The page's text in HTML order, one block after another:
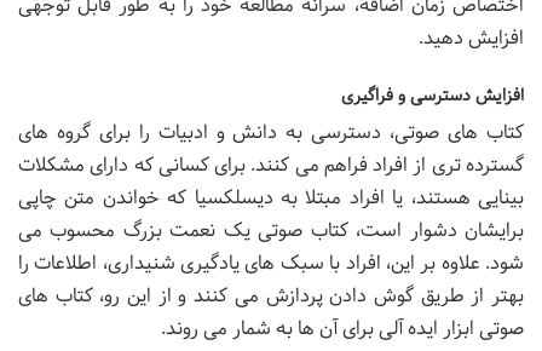
افزایش دهید.
افزایش دسترسی و فراگیری
کتاب های صوتی، دسترسی به دانش و ادبیات را برای گروه های
گسترده تری از افراد فراهم می کنند. برای کسانی که دارای مشکلات
بینایی هستند، یا افراد مبتلا به دیسلکسیا که خواندن متن چاپی
برایشان دشوار است، کتاب صوتی یک نعمت بزرگ محسوب می
شود. علاوه بر این، افراد با سبک های یادگیری شنیداری، اطلاعات را
بهتر از طریق گوش دادن پردازش می کنند و از این رو، کتاب های
صوتی ابزار ایده آلی برای آن ها به شمار می روند.